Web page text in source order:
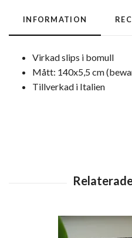
INFORMATION
Virkad slips i bomull
Mått: 140x5,5 cm
Tillverkad i Italien